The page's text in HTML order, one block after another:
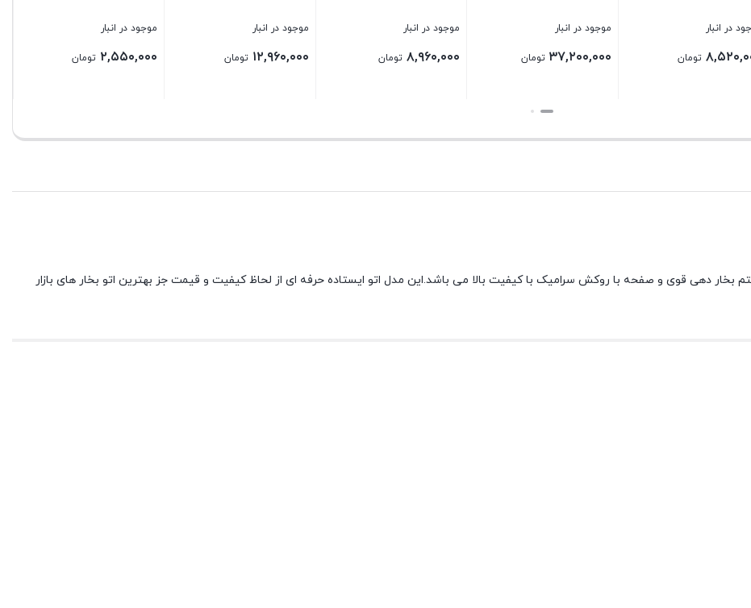
موجود در انبار
۱۲,۹۶۰,۰۰۰ تومان
موجود در انبار
۲,۵۵۰,۰۰۰ تومان
موجود در انبار
۷,۶۸۰,۰۰۰ تومان
موجود در انبار
۳۲,۸۰۰,۰۰۰ تومان
موجود در انبار
۱۱,۶۸۰,۰۰۰ تومان
توان ۲۵۰۰ وات می باشد.دارای سیستم بخار دهی قوی و صفحه با روکش سرامیک با کیفیت بالا می باشد.این مدل اتو ایستاده حرفه ای از لحاظ کیفیت و قیمت جز بهترین اتو بخار های بازار